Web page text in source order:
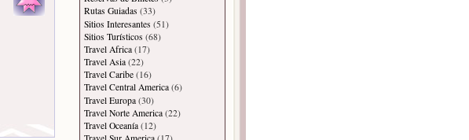
Rutas Guiadas (33)
Sitios Interesantes (51)
Sitios Turísticos (68)
Travel Africa (17)
Travel Asia (22)
Travel Caribe (16)
Travel Central America (6)
Travel Europa (30)
Travel Norte America (22)
Travel Oceanía (12)